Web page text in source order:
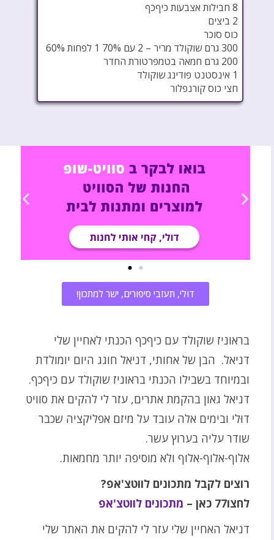
8 חבילות אצבעות כיףכף
2 ביצים
כוס סוכר
300 גרם שוקולד מריר – 2 עם 70% 1 לפחות 60%
200 גרם חמאה בטמפרטורת החדר
1 אינסטנט פודינג שוקולד
חצי כוס קורנפלור
דוּלי, תעזבי סיפורים, ישר למתכון!
בראוניז שוקולד עם כיףכף הכנתי לאחיין שלי
דניאל. הבן של אחותי, דניאל חוגג היום יומולדת
ובמיוחד בשבילו הכנתי בראוניז שוקולד עם כיףכף.
דניאל גאון בהקמת אתרים, עזר לי להקים את סוויט
דוּלי ובימים אלה עובד על מיזם אפליקציה שכבר
שודר עליה בערוץ עשר.
אלוף-אלוף-אלוף ולא מוסיפה יותר מחמאות.
רוצים לקבל מתכונים לווטצ'אפ?
לחצו77 כאן –
מתכונים לווטצ'אפ
דניאל האחיין שלי עזר לי להקים את האתר שלי